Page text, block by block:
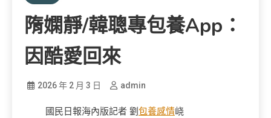
隋嫻靜/韓聰專包養app：
因酷愛回來
2026 年 2 月 3 日 admin
國民日報海內版記者 劉 包養感情峣